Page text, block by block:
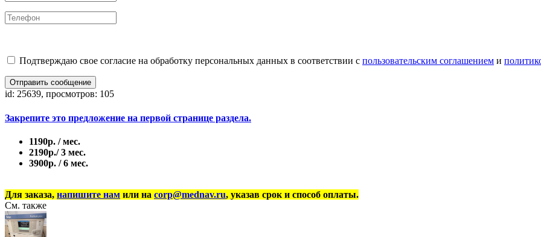
Подтверждаю свое согласие на обработку персональных данных в соответствии с пользовательским соглашением и
Отправить сообщение
id: 25639, просмотров: 105
Закрепите это предложение на первой странице раздела.
1190р. / мес.
2190р./ 3 мес.
3900р. / 6 мес.
Для заказа, напишите нам или на corp@mednav.ru, указав срок и способ оплаты.
См. также